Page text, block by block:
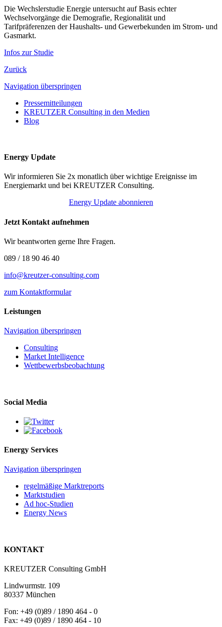
Die Wechslerstudie Energie untersucht auf Basis echter
Wechselvorgänge die Demografie, Regionalität und
Tarifpräferenzen der Haushalts- und Gewerbekunden im Strom- und
Gasmarkt.
Infos zur Studie
Zurück
Navigation überspringen
Pressemitteilungen
KREUTZER Consulting in den Medien
Blog
Energy Update
Wir informieren Sie 2x monatlich über wichtige Ereignisse im
Energiemarkt und bei KREUTZER Consulting.
Energy Update abonnieren
Jetzt Kontakt aufnehmen
Wir beantworten gerne Ihre Fragen.
089 / 18 90 46 40
info@kreutzer-consulting.com
zum Kontaktformular
Leistungen
Navigation überspringen
Consulting
Market Intelligence
Wettbewerbs­beobachtung
Social Media
Energy Services
Navigation überspringen
regelmäßige Marktreports
Marktstudien
Ad hoc-Studien
Energy News
KONTAKT
KREUTZER Consulting GmbH
Lindwurmstr. 109
80337 München
Fon: +49 (0)89 / 1890 464 - 0
Fax: +49 (0)89 / 1890 464 - 10